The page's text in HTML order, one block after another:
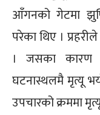
आँगनको गेटमा
परेका थिए ।
। जसका कारण
घटनास्थलमै मृत्यू
उपचारको क्रममा